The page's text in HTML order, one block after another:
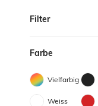
Filter
Farbe
Vielfarbig
Weiss